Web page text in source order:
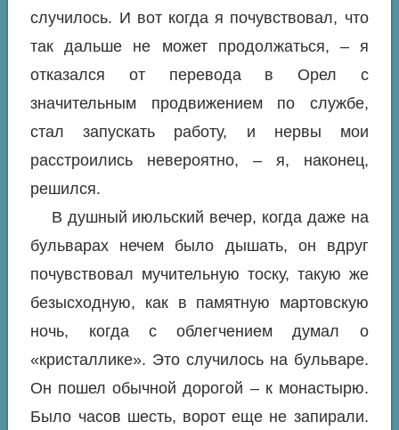
случилось. И вот когда я почувствовал, что
так дальше не может продолжаться, – я
отказался от перевода в Орел с
значительным продвижением по службе,
стал запускать работу, и нервы мои
расстроились невероятно, – я, наконец,
решился.
В душный июльский вечер, когда даже на
бульварах нечем было дышать, он вдруг
почувствовал мучительную тоску, такую же
безысходную, как в памятную мартовскую
ночь, когда с облегчением думал о
«кристаллике». Это случилось на бульваре.
Он пошел обычной дорогой – к монастырю.
Было часов шесть, ворот еще не запирали.